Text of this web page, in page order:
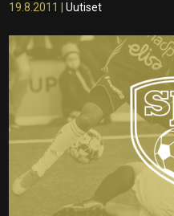
19.8.2011 |Uutiset